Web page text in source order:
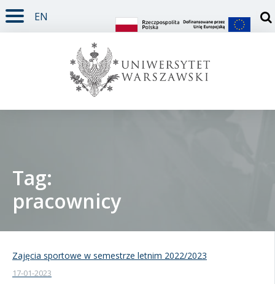
TREŚĆ STRONY
MENU GŁÓWNE
WYSZUKIWARKA
SOCIAL MEDIA
STOPKA STRONY
EN
Student
Tag:
pracownicy
Zajęcia sportowe w semestrze letnim 2022/2023
17-01-2023